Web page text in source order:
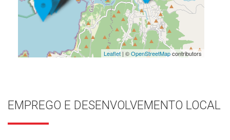
Leaflet| ©OpenStreetMapcontributors
EMPREGO E DESENVOLVEMENTO LOCAL